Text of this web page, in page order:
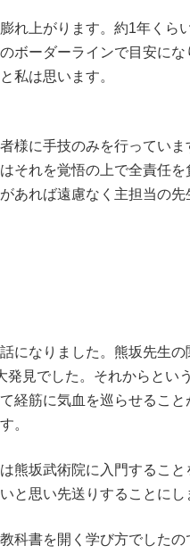
上がります。約1年くら
ーダーラインで目安に
私は思います。
に手技のみを行っていま
れを覚悟の上で全責任
れば遠慮なく主担当の
なりました。熊坂先生
見でした。それからとい
筋に気血を巡らせるこ
。
坂武術院に入門するこ
と思い先送りすることにし
書を開く学び方でした